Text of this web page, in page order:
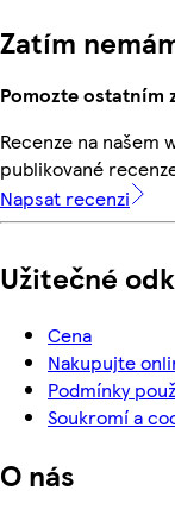
Zatím
Pomozte ostatním
Recenze na našem
publikované
Napsat recenzi
Užitečné
Cena
Nakupujte
Podmínky
Soukromí a
O nás